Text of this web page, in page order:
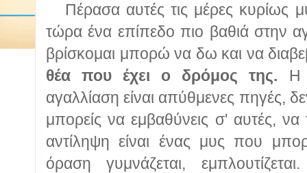
Πέρασα αυτές τις μέρες κυρίως
τώρα ένα επίπεδο πιο βαθιά στην
βρίσκομαι μπορώ να δω και να
θέα που έχει ο δρόμος της.
Η
αγαλλίαση είναι απύθμενες πηγές,
μπορείς να εμβαθύνεις σ' αυτές,
αντίληψη είναι ένας μυς που
όραση γυμνάζεται,